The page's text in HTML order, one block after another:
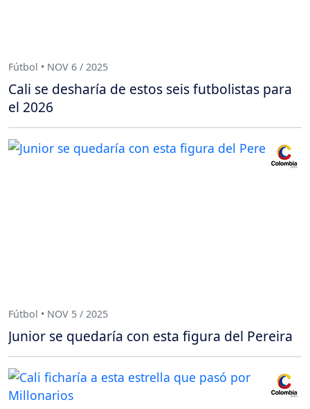
Fútbol • NOV 6 / 2025
Cali se desharía de estos seis futbolistas para
el 2026
Fútbol • NOV 5 / 2025
Junior se quedaría con esta figura del Pereira